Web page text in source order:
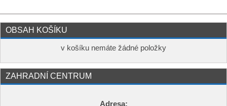
OBSAH KOŠÍKU
v košíku nemáte žádné položky
ZAHRADNÍ CENTRUM
Adresa: